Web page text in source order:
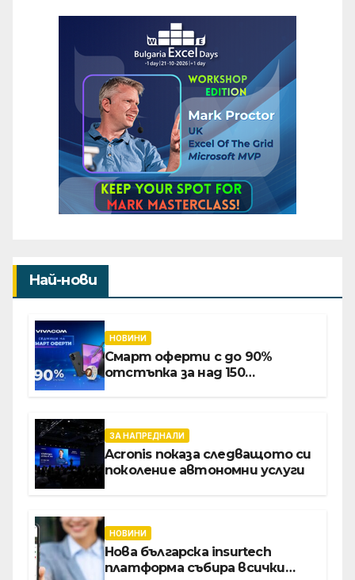
Най-нови
НОВИНИ
Смарт оферти с до 90%
отстъпка за над 150
ЗА НАПРЕДНАЛИ
Acronis показа следващото си
поколение автономни услуги
НОВИНИ
Нова българска insurtech
платформа събира всички